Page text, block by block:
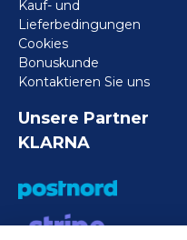
Kauf- und
Lieferbedingungen
Cookies
Bonuskunde
Kontaktieren Sie uns
Unsere Partner
KLARNA